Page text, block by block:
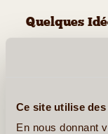
Ce site utilise
En nous donnant
Quelques